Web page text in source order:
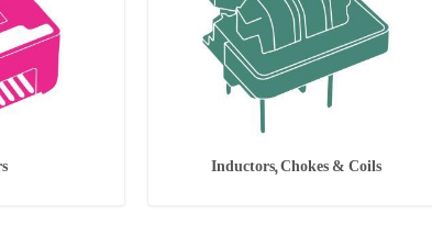
Inductors, Chokes & Coils